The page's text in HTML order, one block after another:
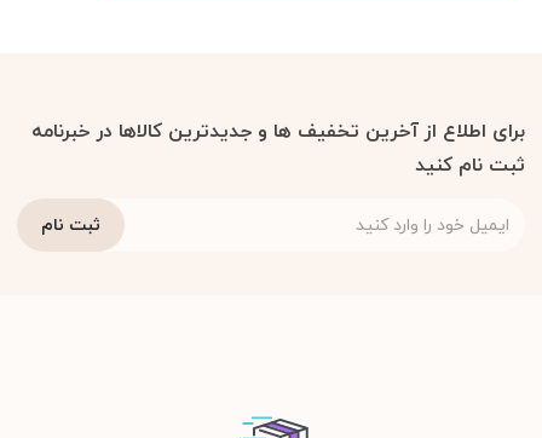
برای اطلاع از آخرین تخفیف ها و جدیدترین کالاها در خبرنامه
ثبت نام کنید